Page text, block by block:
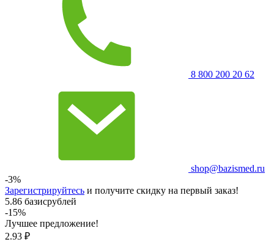
8 800 200 20 62
shop@bazismed.ru
-3%
Зарегистрируйтесь и получите скидку на первый заказ!
5.86 базисрублей
-15%
Лучшее предложение!
2.93 ₽